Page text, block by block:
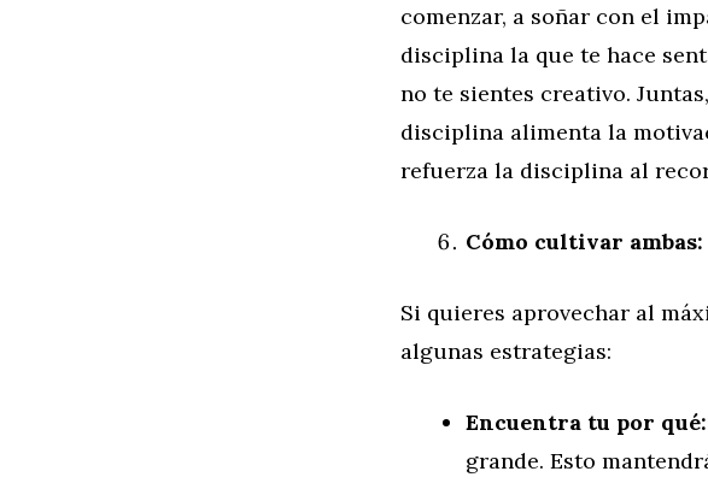
comenzar, a soñar con el
disciplina la que te hace
no te sientes creativo.
disciplina alimenta la
refuerza la disciplina al
Cómo cultivar
Si quieres aprovechar al
algunas estrategias:
Encuentra tu por qué:
grande. Esto